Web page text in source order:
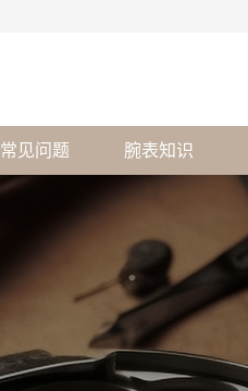
常见问题 腕表知识